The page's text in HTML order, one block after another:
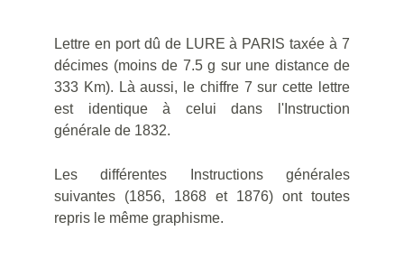
Les différentes Instructions générales
suivantes (1856, 1868 et 1876) ont toutes
repris le même graphisme.
Lettre en port dû de LURE à PARIS taxée à 7
décimes (moins de 7.5 g sur une distance de
333 Km). Là aussi, le chiffre 7 sur cette lettre
est identique à celui dans l'Instruction
générale de 1832.